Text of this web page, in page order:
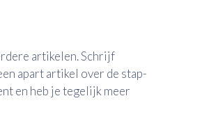
artikelen. Schrijf
apart artikel over de stap-
en heb je tegelijk meer